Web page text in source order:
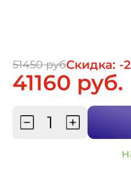
51450 рубСкидка: -
41160 руб.